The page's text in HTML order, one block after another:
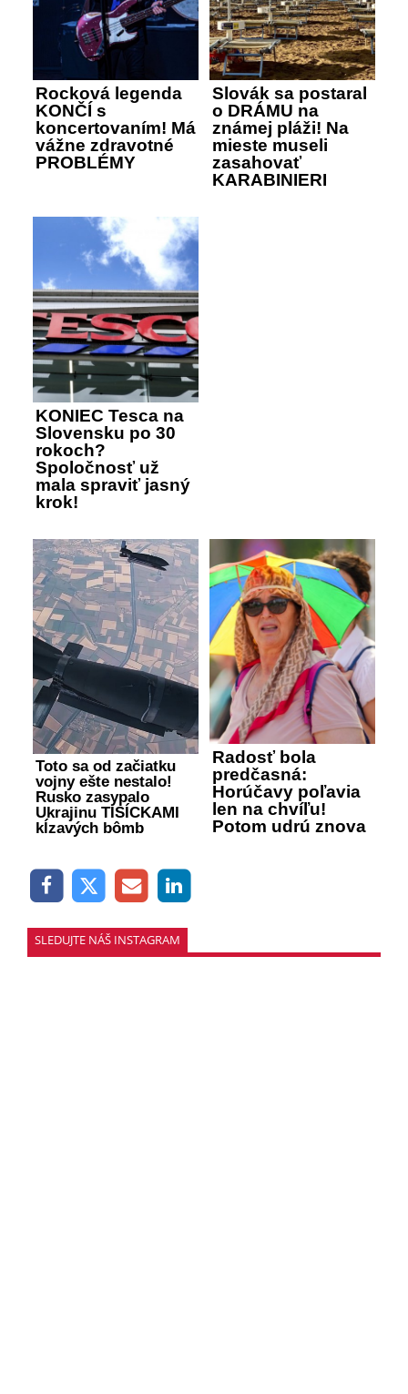
Rocková legenda
KONČÍ s
koncertovaním! Má
vážne zdravotné
PROBLÉMY
Slovák sa postaral
o DRÁMU na
známej pláži! Na
mieste museli
zasahovať
KARABINIERI
KONIEC Tesca na
Slovensku po 30
rokoch?
Spoločnosť už
mala spraviť jasný
krok!
Toto sa od začiatku
vojny ešte nestalo!
Rusko zasypalo
Ukrajinu TISÍCKAMI
kĺzavých bômb
Radosť bola
predčasná:
Horúčavy poľavia
len na chvíľu!
Potom udrú znova
SLEDUJTE NÁŠ INSTAGRAM